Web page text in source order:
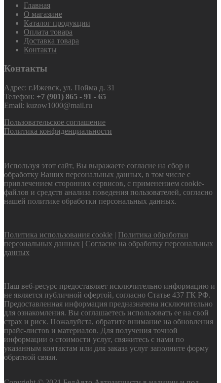
Главная
О магазине
Каталог продукции
Оплата товара
Доставка товара
Контакты
Контакты
Адрес: г.Ижевск, ул. Пойма д. 31
Телефон: +7 (901) 865 - 91 - 65
Email: kuzow1000@mail.ru
Пользовательское соглашение
Политика конфиденциальности
Используя этот сайт, Вы выражаете согласие на сбор и
обработку Ваших персональных данных, в том числе с
привлечением сторонних сервисов, с применением cookie-
файлов и средств анализа поведения пользователей, согласно
нашей политике обработки персональных данных.
Политика использования cookie | Политика обработки
персональных данных | Согласие на обработку персональных
данных
Наш веб-ресурс предоставляет исключительно информацию и
не является публичной офертой, согласно Статье 437 ГК РФ.
Предоставленная информация предназначена исключительно
для ознакомления. Вы соглашаетесь использовать ее на свой
страх и риск. Пожалуйста, обратите внимание на обновления
прайс-листов и материалов. Для получения точной
информации о стоимости услуг, свяжитесь с нами по
указанным контактам или для заказа услуг заполните форму
обратной связи.